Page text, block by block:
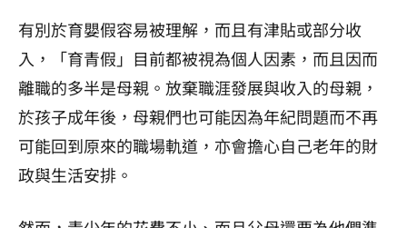
有別於育嬰假容易被理解，而且有津貼或部分收
入，「育青假」目前都被視為個人因素，而且因而
離職的多半是母親。放棄職涯發展與收入的母親，
於孩子成年後，母親們也可能因為年紀問題而不再
可能回到原來的職場軌道，亦會擔心自己老年的財
政與生活安排。